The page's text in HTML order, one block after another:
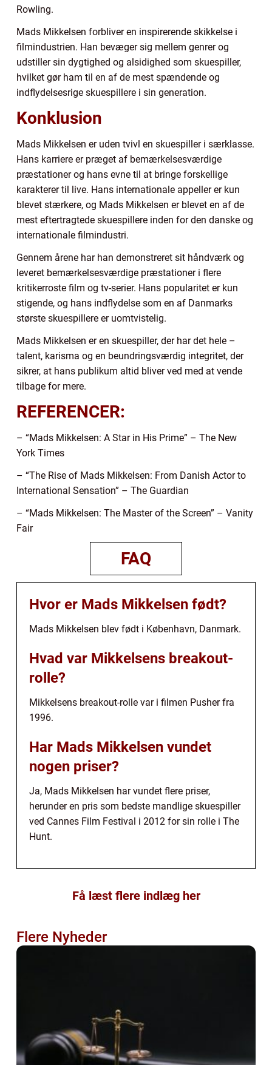
Rowling.
Mads Mikkelsen forbliver en inspirerende skikkelse i
filmindustrien. Han bevæger sig mellem genrer og
udstiller sin dygtighed og alsidighed som skuespiller,
hvilket gør ham til en af de mest spændende og
indflydelsesrige skuespillere i sin generation.
Konklusion
Mads Mikkelsen er uden tvivl en skuespiller i særklasse.
Hans karriere er præget af bemærkelsesværdige
præstationer og hans evne til at bringe forskellige
karakterer til live. Hans internationale appeller er kun
blevet stærkere, og Mads Mikkelsen er blevet en af de
mest eftertragtede skuespillere inden for den danske og
internationale filmindustri.
Gennem årene har han demonstreret sit håndværk og
leveret bemærkelsesværdige præstationer i flere
kritikerroste film og tv-serier. Hans popularitet er kun
stigende, og hans indflydelse som en af Danmarks
største skuespillere er uomtvistelig.
Mads Mikkelsen er en skuespiller, der har det hele –
talent, karisma og en beundringsværdig integritet, der
sikrer, at hans publikum altid bliver ved med at vende
tilbage for mere.
REFERENCER:
– “Mads Mikkelsen: A Star in His Prime” – The New
York Times
– “The Rise of Mads Mikkelsen: From Danish Actor to
International Sensation” – The Guardian
– “Mads Mikkelsen: The Master of the Screen” – Vanity
Fair
FAQ
Hvor er Mads Mikkelsen født?
Mads Mikkelsen blev født i København, Danmark.
Hvad var Mikkelsens breakout-
rolle?
Mikkelsens breakout-rolle var i filmen Pusher fra
1996.
Har Mads Mikkelsen vundet
nogen priser?
Ja, Mads Mikkelsen har vundet flere priser,
herunder en pris som bedste mandlige skuespiller
ved Cannes Film Festival i 2012 for sin rolle i The
Hunt.
Få læst flere indlæg her
Flere Nyheder